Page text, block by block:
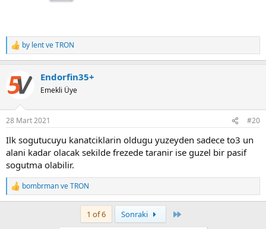
R
e
c
t
i
s
by lentveTRON
Endorfin35+
Emekli Üye
28 Mart 2021 #20
Ilk sogutucuyu kanatciklarin oldugu yuzeyden sadece to3 un
alani kadar olacak sekilde frezede taranir ise guzel bir pasif
sogutma olabilir.
R
e
bombrmanveTRON
1 of 6 Sonraki